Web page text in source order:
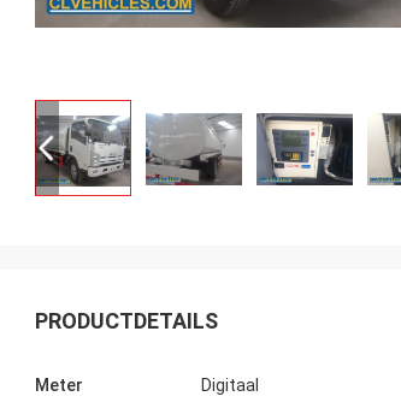
PRODUCTDETAILS
Meter Digitaal